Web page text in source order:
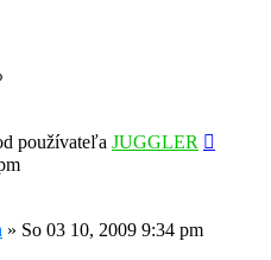
používateľa JUGGLER
» So 03 10, 2009 9:34 pm